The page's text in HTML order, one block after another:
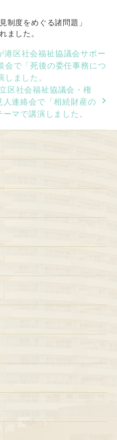
制度をめぐる諸問題」
ました。
区社会福祉協議会サポー
会で「死後の委任事務につ
ました。
社会福祉協議会・権
連絡会で「相続財産の
マで講演しました。